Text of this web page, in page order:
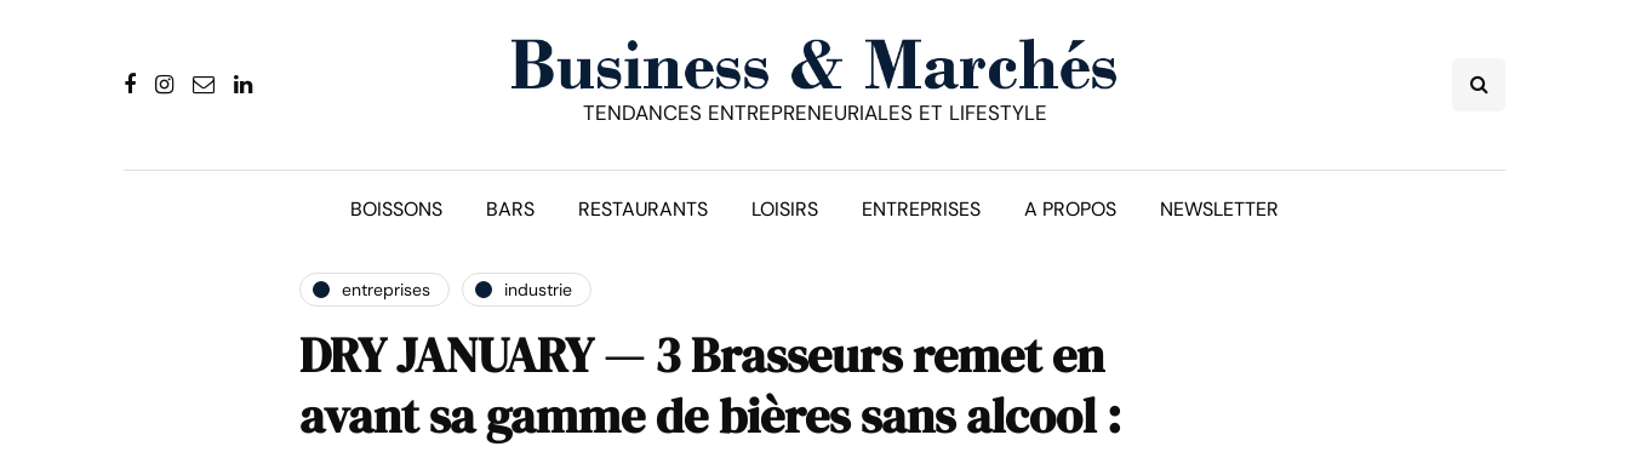
TENDANCES ENTREPRENEURIALES ET LIFESTYLE
BOISSONS BARS RESTAURANTS LOISIRS ENTREPRISES A PROPOS NEWSLETTER
entreprises industrie
DRY JANUARY — 3 Brasseurs remet en
avant sa gamme de bières sans alcool :